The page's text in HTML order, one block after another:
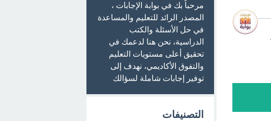
مرحباً بك في بوابة الإجابات ،
المصدر الرائد للتعليم والمساعدة
في حل الأسئلة والكتب
الدراسية، نحن هنا لدعمك في
تحقيق أعلى مستويات التعليم
والتفوق الأكاديمي، نهدف إلى
توفير إجابات شاملة لسؤالك
التصنيفات